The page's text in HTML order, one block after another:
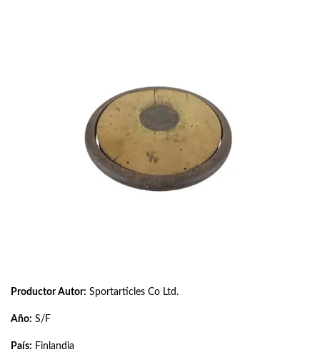
Productor Autor: Sportarticles Co Ltd.
Año: S/F
País: Finlandia